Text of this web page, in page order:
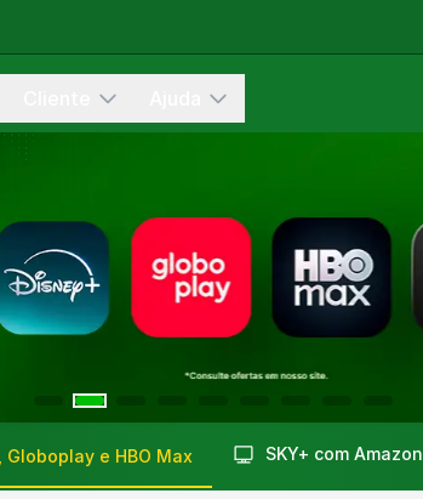
Wars, Pixar e internet fibra.
e HBO Max SKY+ com Amazon